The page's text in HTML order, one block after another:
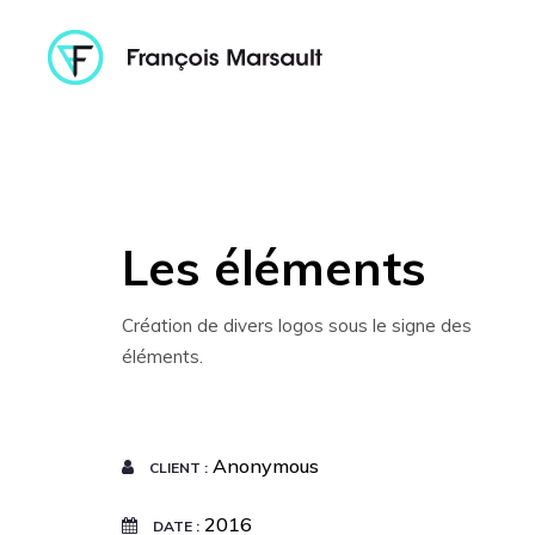
Les éléments
Création de divers logos sous le signe des
éléments.
CLIENT Anonymous
DATE 2016